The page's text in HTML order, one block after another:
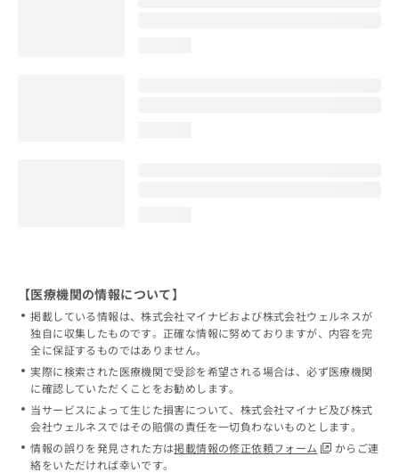
【医療機関の情報について】
掲載している情報は、株式会社マイナビおよび株式会社ウェルネスが
独自に収集したものです。正確な情報に努めておりますが、内容を完
全に保証するものではありません。
実際に検索された医療機関で受診を希望される場合は、必ず医療機関
に確認していただくことをお勧めします。
当サービスによって生じた損害について、株式会社マイナビ及び株式
会社ウェルネスではその賠償の責任を一切負わないものとします。
情報の誤りを発見された方は掲載情報の修正依頼フォーム
からご連
絡をいただければ幸いです。